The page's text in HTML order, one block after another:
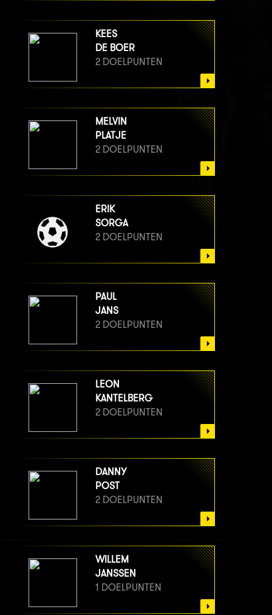
KEES
DE BOER
2 DOELPUNTEN
MELVIN
PLATJE
2 DOELPUNTEN
ERIK
SORGA
2 DOELPUNTEN
PAUL
JANS
2 DOELPUNTEN
LEON
KANTELBERG
2 DOELPUNTEN
DANNY
POST
2 DOELPUNTEN
WILLEM
JANSSEN
1 DOELPUNTEN